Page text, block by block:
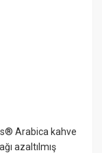
Arabica kahve
azaltılmış